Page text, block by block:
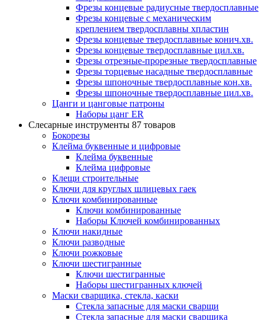
Фрезы концевые радиусные твердосплавные
Фрезы концевые с механическим
креплением твердосплавны хпластин
Фрезы концевые твердосплавные конич.хв.
Фрезы концевые твердосплавные цил.хв.
Фрезы отрезные-прорезные твердосплавные
Фрезы торцевые насадные твердосплавные
Фрезы шпоночные твердосплавные кон.хв.
Фрезы шпоночные твердосплавные цил.хв.
Цанги и цанговые патроны
Наборы цанг ER
Слесарные инструменты 87 товаров
Бокорезы
Клейма буквенные и цифровые
Клейма буквенные
Клейма цифровые
Клещи строительные
Ключи для круглых шлицевых гаек
Ключи комбинированные
Ключи комбинированные
Наборы Ключей комбинированных
Ключи накидные
Ключи разводные
Ключи рожковые
Ключи шестигранные
Ключи шестигранные
Наборы шестигранных ключей
Маски сварщика, стекла, каски
Стекла запасные для маски сварщи
Стекла запасные для маски сварщика